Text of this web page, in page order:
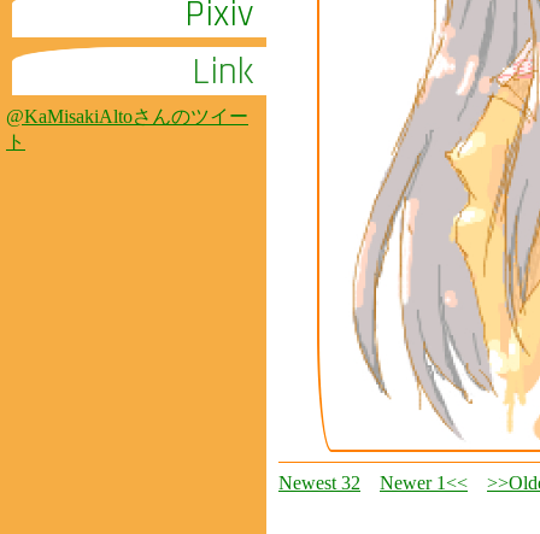
Pixiv
Link
@KaMisakiAltoさんのツイー
ト
Newest 32 Newer 1<<